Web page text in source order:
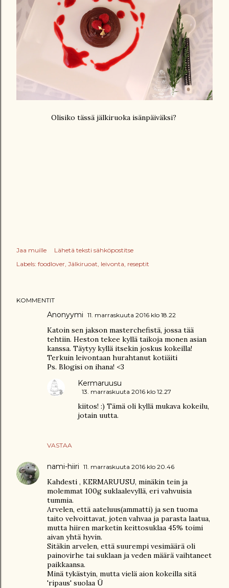
Olisiko tässä jälkiruoka isänpäiväksi?
Jaa muille
Lähetä teksti sähköpostitse
Labels: foodlover Jälkiruoat leivonta reseptit
KOMMENTIT
Anonyymi 11. marraskuuta 2016 klo 18.22
Katoin sen jakson masterchefistä, jossa tää
tehtiin. Heston tekee kyllä taikoja monen asian
kanssa. Täytyy kyllä itsekin joskus kokeilla!
Terkuin leivontaan hurahtanut kotiäiti
Ps. Blogisi on ihana! <3
VASTAA
Kermaruusu
13. marraskuuta 2016 klo 12.27
kiitos! :) Tämä oli kyllä mukava kokeilu,
jotain uutta.
nami-hiiri 11. marraskuuta 2016 klo 20.46
Kahdesti , KERMARUUSU, minäkin tein ja
molemmat 100g suklaalevyllä, eri vahvuisia
tummia.
Arvelen, että aateluus(ammatti) ja sen tuoma
taito velvoittavat, joten vahvaa ja parasta laatua,
mutta hiiren marketin keittosuklaa 45% toimi
aivan yhtä hyvin.
Sitäkin arvelen, että suurempi vesimäärä oli
painovirhe tai suklaan ja veden määrä vaihtaneet
paikkaansa.
Minä tykästyin, mutta vielä aion kokeilla sitä
'ripaus' suolaa Ü